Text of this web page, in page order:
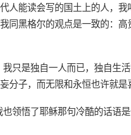
人能读会写的国土上的人，我
同黑格尔的观点是一致的：高
只是独自一人而已，独自生
分子，而无限和永恒也许就是
领悟了耶稣那句冷酷的话语